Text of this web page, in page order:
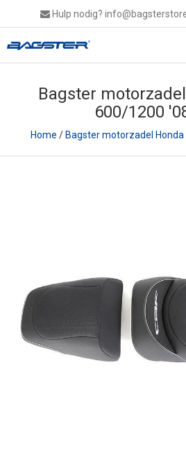
Hulp nodig?
Bagster
600/1200
Home /Bagster motorzadel Honda